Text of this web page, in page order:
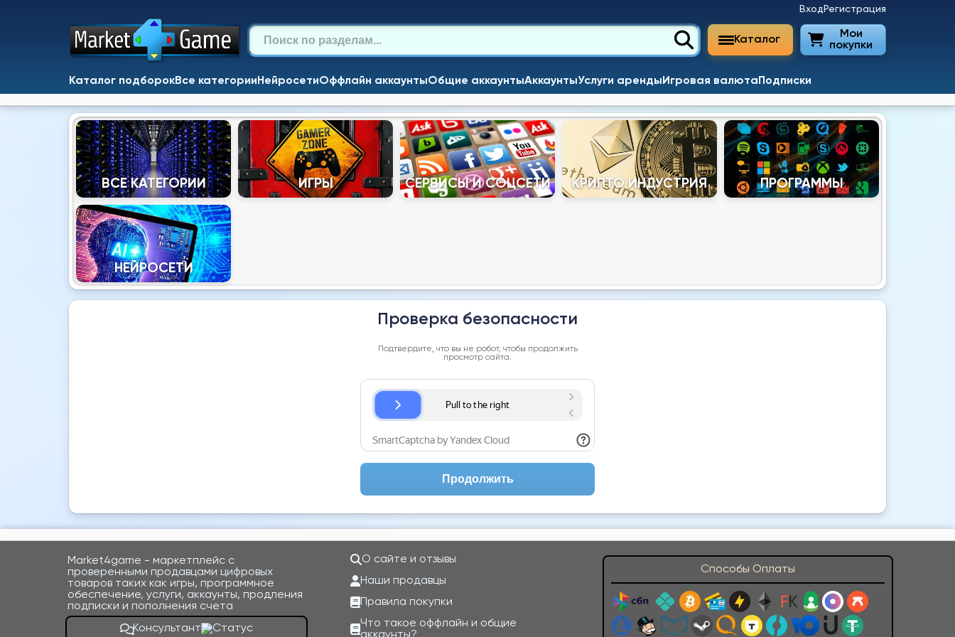
Каталог
Мои
покупки
Вход Регистрация
Каталог подборокВсе категории НейросетиОффлайн аккаунтыОбщие аккаунтыАккаунтыУслуги арендыИгровая валюта Подписки
ВСЕ КАТЕГОРИИ ИГРЫ СЕРВИСЫ И СОЦСЕТИ КРИПТО ИНДУСТРИЯ ПРОГРАММЫ
НЕЙРОСЕТИ
Проверка безопасности
Подтвердите, что вы не робот, чтобы продолжить
просмотр сайта.
Продолжить
Market4game - маркетплейс с
проверенными продавцами цифровых
товаров таких как игры, программное
обеспечение, услуги, аккаунты, продления
подписки и пополнения счета
Консультант
О сайте и отзывы
Наши продавцы
Правила покупки
Что такое оффлайн и общие
Способы Оплаты